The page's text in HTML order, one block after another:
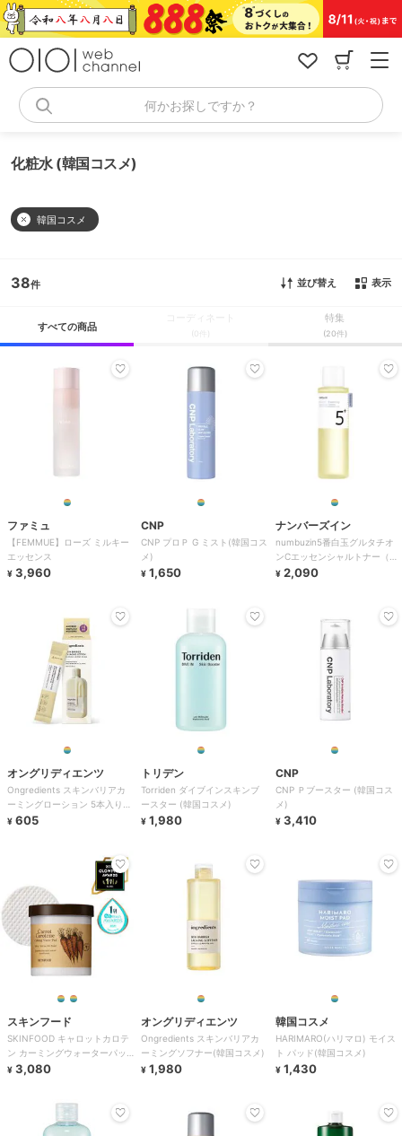
コ
ン
何かお探しですか？
化粧水 (韓国コスメ)
韓国コスメ
38 並び替え 表示
すべての商品
(0件)
特集
(20件)
ファミュ
【FEMMUE】ローズ ミルキー
エッセンス
¥ 3,960
CNP
CNP プロＰ G ミスト(韓国コス
メ)
¥ 1,650
ナンバーズイン
numbuzin5番白玉グルタチオ
ンCエッセンシャルトナー（韓
国コスメ）
¥ 2,090
オングリディエンツ
Ongredients スキンバリアカ
ーミングローション 5本入り
(韓国コスメ)
¥ 605
トリデン
Torriden ダイブインスキンブ
ースター (韓国コスメ)
¥ 1,980
CNP
CNP Ｐブースター (韓国コス
メ)
¥ 3,410
スキンフード
SKINFOOD キャロットカロテ
ン カーミングウォーターパッ
ド 250g/60枚入り(韓国コスメ)
¥ 3,080
オングリディエンツ
Ongredients スキンバリアカ
ーミングソフナー(韓国コスメ)
¥ 1,980
韓国コスメ
HARIMARO(ハリマロ) モイス
ト パッド(韓国コスメ)
¥ 1,430